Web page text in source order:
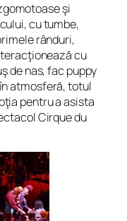
şi
cu tumbe,
rânduri,
cu
de nas, fac puppy
atmosferă, totul
pentru a asista
Cirque du